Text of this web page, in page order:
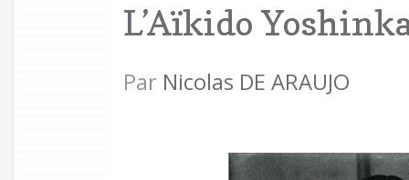
L’Aïkido
Par Nicolas DE ARAUJO